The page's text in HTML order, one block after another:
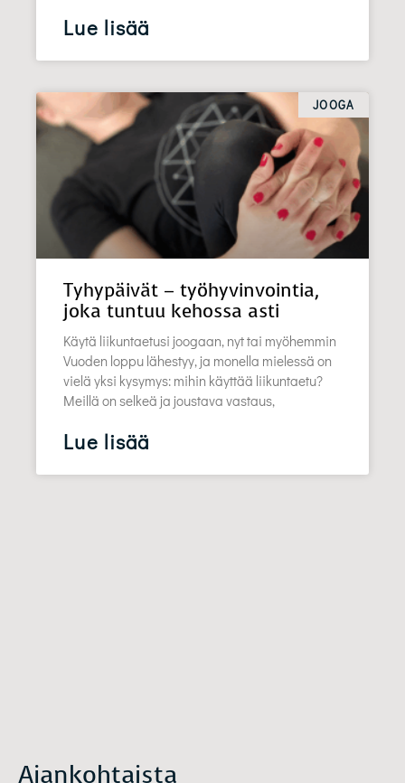
Lue lisää
JOOGA
Tyhypäivät – työhyvinvointia,
joka tuntuu kehossa asti
Käytä liikuntaetusi joogaan, nyt tai myöhemmin
Vuoden loppu lähestyy, ja monella mielessä on
vielä yksi kysymys: mihin käyttää liikuntaetu?
Meillä on selkeä ja joustava vastaus,
Lue lisää
Ajankohtaista